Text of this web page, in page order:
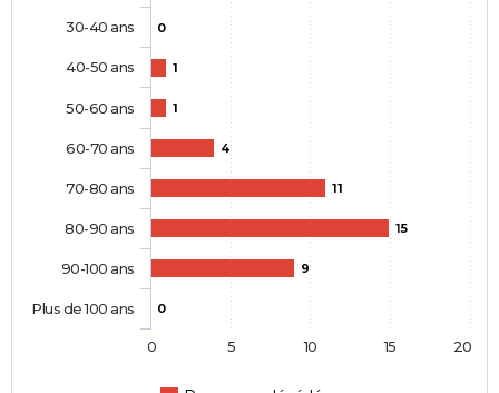
0
1
1
4
11
15
9
0
30-40 ans
40-50 ans
50-60 ans
60-70 ans
70-80 ans
80-90 ans
90-100 ans
Plus de 100 ans
0 5 10 15 20